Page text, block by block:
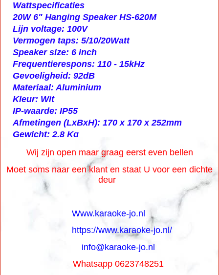
Wattspecificaties
20W 6" Hanging Speaker HS-620M
Lijn voltage: 100V
Vermogen taps: 5/10/20Watt
Speaker size: 6 inch
Frequentierespons: 110 - 15kHz
Gevoeligheid: 92dB
Materiaal: Aluminium
Kleur: Wit
IP-waarde: IP55
Afmetingen (LxBxH): 170 x 170 x 252mm
Gewicht: 2,8 Kg
Wij zijn open maar graag eerst even bellen
Moet soms naar een klant en staat U voor een dichte
deur
Www.karaoke-jo.nl
https://www.karaoke-jo.nl/
info@karaoke-jo.nl
Whatsapp 0623748251